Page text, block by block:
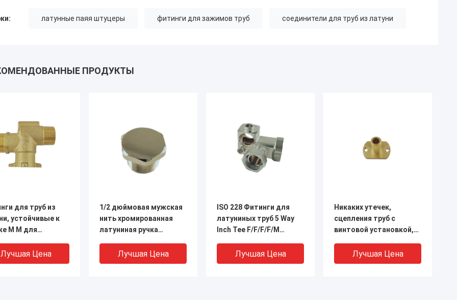
латунные паяя штуцеры фитинги для зажимов труб соединители для труб из латуни
ПРОДУКТЫ
для труб из
устойчивые к
M M для
Лучшая Цена
1/2 дюймовая мужская
нить хромированная
латуниная ручка
предотвращает
коррозию
Лучшая Цена
ISO 228 Фитинги для
латуниных труб 5 Way
Inch Tee F/F/F/F/M
Лучшая Цена
Никаких утечек,
сцепления труб с
винтовой установкой,
Лучшая Цена